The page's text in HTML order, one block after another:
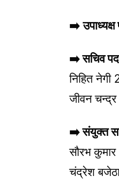
➡️
➡️सचिव
निहित
जीवन
➡️संयुक्त
सौरभ
चंद्रेश